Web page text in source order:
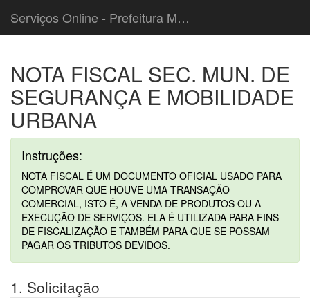
Serviços Online - Prefeitura Municipal de Cordeiropolis
NOTA FISCAL SEC. MUN. DE
SEGURANÇA E MOBILIDADE
URBANA
Instruções:
NOTA FISCAL É UM DOCUMENTO OFICIAL USADO PARA
COMPROVAR QUE HOUVE UMA TRANSAÇÃO
COMERCIAL, ISTO É, A VENDA DE PRODUTOS OU A
EXECUÇÃO DE SERVIÇOS. ELA É UTILIZADA PARA FINS
DE FISCALIZAÇÃO E TAMBÉM PARA QUE SE POSSAM
PAGAR OS TRIBUTOS DEVIDOS.
1. Solicitação